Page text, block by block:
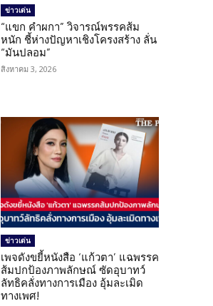
ข่าวเด่น
“แขก คำผกา” วิจารณ์พรรคส้ม
หนัก ชี้ห่างปัญหาเชิงโครงสร้าง ลั่น
“มันปลอม”
สิงหาคม 3, 2026
ข่าวเด่น
เพจดังขยี้หนังสือ ‘แก้วตา’ แฉพรรค
ส้มปกป้องภาพลักษณ์ ซัดอุบาทว์
ลัทธิคลั่งทางการเมือง อุ้มละเมิด
ทางเพศ!